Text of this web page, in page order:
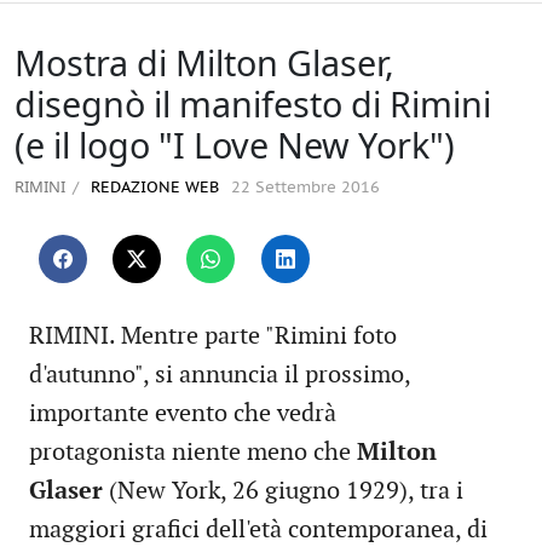
Mostra di Milton Glaser,
disegnò il manifesto di Rimini
(e il logo "I Love New York")
RIMINI REDAZIONE WEB 22 Settembre 2016
RIMINI. Mentre parte "Rimini foto
d'autunno", si annuncia il prossimo,
importante evento che vedrà
protagonista niente meno che Milton
Glaser (New York, 26 giugno 1929), tra i
maggiori grafici dell'età contemporanea, di